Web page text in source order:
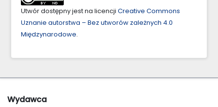
Utwór dostępny jest na licencji Creative Commons
Uznanie autorstwa – Bez utworów zależnych 4.0
Międzynarodowe.
Wydawca